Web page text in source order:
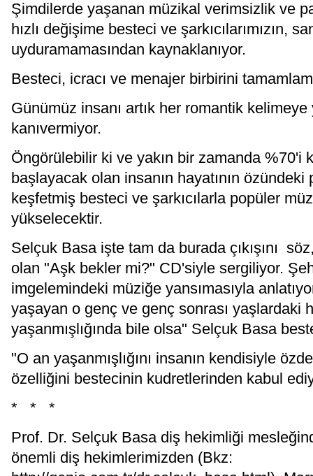
Şimdilerde yaşanan müzikal verimsizlik ve
hızlı değişime besteci ve şarkıcılarımızın,
uyduramamasından kaynaklanıyor.
Besteci, icracı ve menajer birbirini
Günümüz insanı artık her romantik
kanıvermiyor.
Öngörülebilir ki ve yakın bir zamanda %70'i
başlayacak olan insanın hayatının özündeki
keşfetmiş besteci ve şarkıcılarla popüler
yükselecektir.
Selçuk Basa işte tam da burada çıkışını
olan "Aşk bekler mi?" CD'siyle sergiliyor.
imgelemindeki müziğe yansımasıyla
yaşayan o genç ve genç sonrası yaşlardaki
yaşanmışlığında bile olsa" Selçuk Basa
"O an yaşanmışlığını insanın kendisiyle
özelliğini bestecinin kudretlerinden kabul
* * *
Prof. Dr. Selçuk Basa diş hekimliği
önemli diş hekimlerimizden (Bkz: